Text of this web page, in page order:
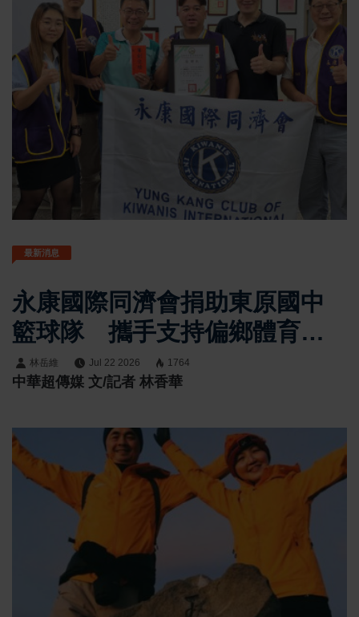
最新消息
永康國際同濟會捐助東原國中
籃球隊 攜手支持偏鄉體育教
育發展
林岳維 Jul 22 2026 1764
中華超傳媒 文/記者 林香華